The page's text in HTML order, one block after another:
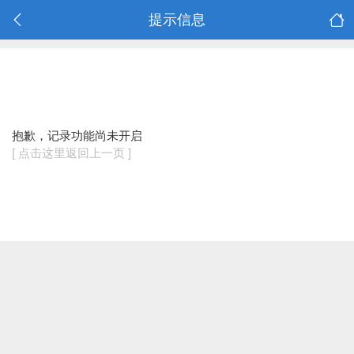
提示信息
抱歉，记录功能尚未开启
[ 点击这里返回上一页 ]